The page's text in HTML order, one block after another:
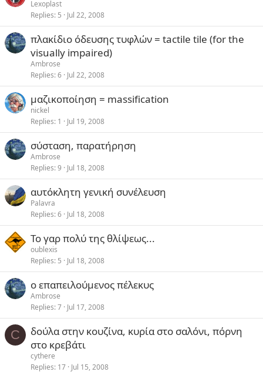
Lexoplast
Replies 5 Jul 22, 2008
πλακίδιο όδευσης τυφλών = tactile tile (for the
visually impaired)
Ambrose
Replies 6 Jul 22, 2008
μαζικοποίηση = massification
nickel
Replies 1 Jul 19, 2008
σύσταση, παρατήρηση
Ambrose
Replies 9 Jul 18, 2008
αυτόκλητη γενική συνέλευση
Palavra
Replies 6 Jul 18, 2008
Το γαρ πολύ της θλίψεως...
oublexis
Replies 5 Jul 18, 2008
ο επαπειλούμενος πέλεκυς
Ambrose
Replies 7 Jul 17, 2008
C
δούλα στην κουζίνα, κυρία στο σαλόνι, πόρνη
στο κρεβάτι
cythere
Replies 17 Jul 15, 2008